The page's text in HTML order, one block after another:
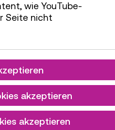
wie YouTube-
Seite nicht
akzeptieren
akzeptieren